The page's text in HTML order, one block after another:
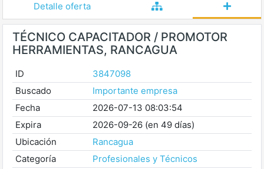
Detalle oferta
TÉCNICO CAPACITADOR / PROMOTOR
HERRAMIENTAS, RANCAGUA
ID
3847098
Buscado
Importante empresa
Fecha
2026-07-13 08:03:54
Expira
2026-09-26 (en 49 días)
Ubicación
Rancagua
Categoría
Profesionales y Técnicos